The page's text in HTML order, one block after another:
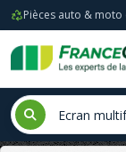
Pièces auto &